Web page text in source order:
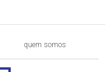
quem somos